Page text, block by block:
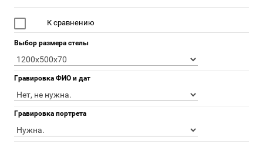
К сравнению
Выбор размера стелы
Гравировка ФИО и дат
Гравировка портрета